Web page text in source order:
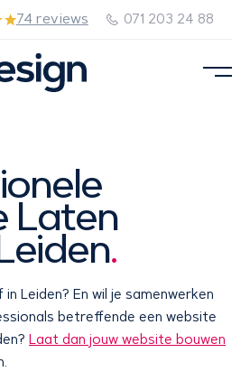
74 reviews 071 203 24 88
Laten
.
Leiden? En wil je samenwerken
betreffende een website
Laat dan jouw website bouwen